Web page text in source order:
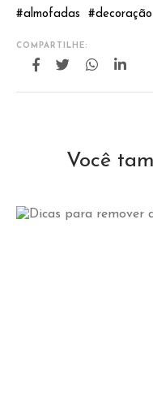
#almofadas #decoração
COMPARTILHE:
Você